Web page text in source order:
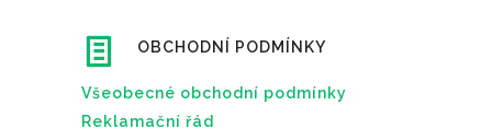
OBCHODNÍ PODMÍNKY
Všeobecné obchodní podmínky
Reklamační řád